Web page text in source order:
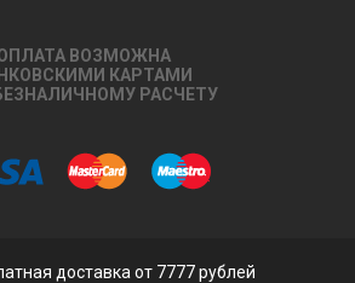
ВОЗМОЖНА
КАРТАМИ
РАСЧЕТУ
доставка от 7777 рублей